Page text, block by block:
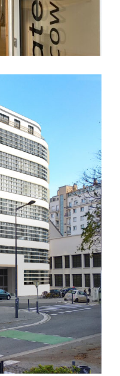
Rénovation thermique